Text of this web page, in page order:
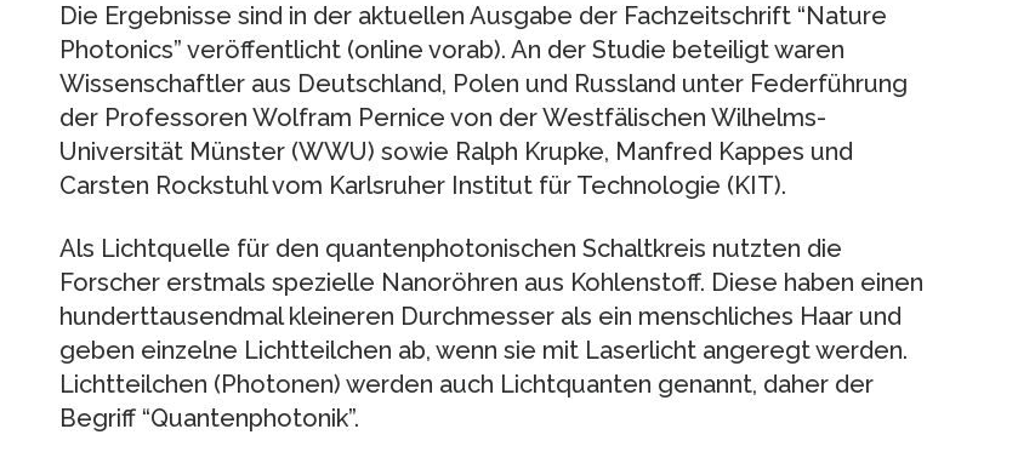
Die Ergebnisse sind in der aktuellen Ausgabe der Fachzeitschrift “Nature
Photonics” veröffentlicht (online vorab). An der Studie beteiligt waren
Wissenschaftler aus Deutschland, Polen und Russland unter Federführung
der Professoren Wolfram Pernice von der Westfälischen Wilhelms-
Universität Münster (WWU) sowie Ralph Krupke, Manfred Kappes und
Carsten Rockstuhl vom Karlsruher Institut für Technologie (KIT).
Als Lichtquelle für den quantenphotonischen Schaltkreis nutzten die
Forscher erstmals spezielle Nanoröhren aus Kohlenstoff. Diese haben einen
hunderttausendmal kleineren Durchmesser als ein menschliches Haar und
geben einzelne Lichtteilchen ab, wenn sie mit Laserlicht angeregt werden.
Lichtteilchen (Photonen) werden auch Lichtquanten genannt, daher der
Begriff “Quantenphotonik”.